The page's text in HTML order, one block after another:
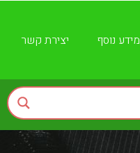
מידע נוסף יצירת קשר